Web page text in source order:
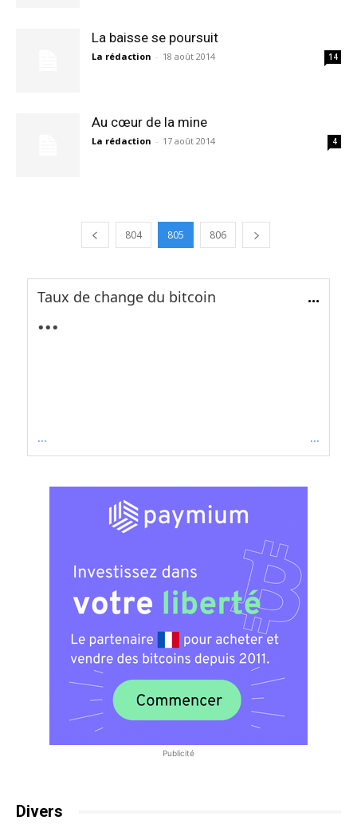
La baisse se poursuit
La rédaction - 18 août 2014 14
Au cœur de la mine
La rédaction - 17 août 2014 4
804 805 806
Taux de change du bitcoin ...
...
... ...
Publicité
Divers